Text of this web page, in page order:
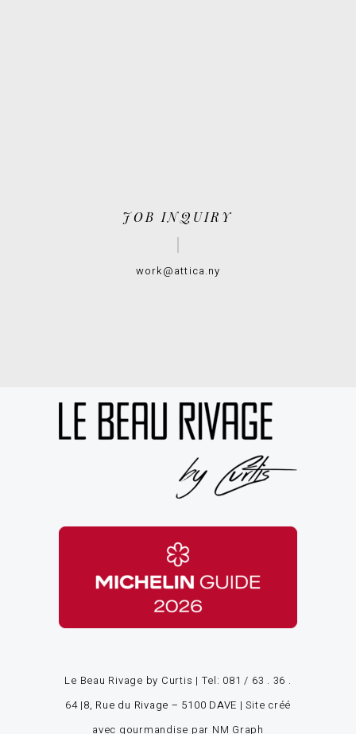
JOB INQUIRY
work@attica.ny
Le Beau Rivage by Curtis | Tel: 081 / 63 . 36 .
64|8, Rue du Rivage – 5100 DAVE |Site créé
avec gourmandise par NM Graph